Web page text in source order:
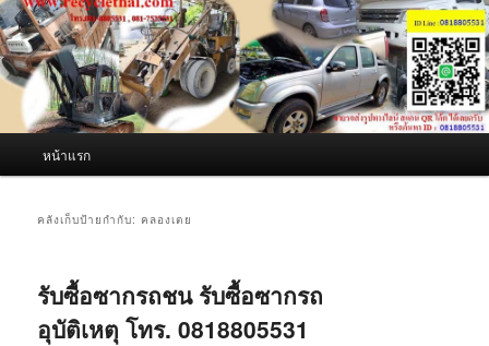
หน้าแรก
คลังเก็บป้ายกำกับ:คลองเตย
รับซื้อซากรถชน รับซื้อซากรถ
อุบัติเหตุ โทร. 0818805531